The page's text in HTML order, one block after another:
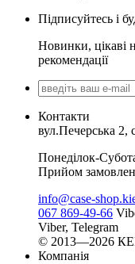
Підписуйтесь і
Новинки, цікаві
рекомендації
Контакти
вул.Печерська 2,
Понеділок-
Прийом
info@case-
067 869-49-66
Viber, Telegram
© 2013—2026
Компанія